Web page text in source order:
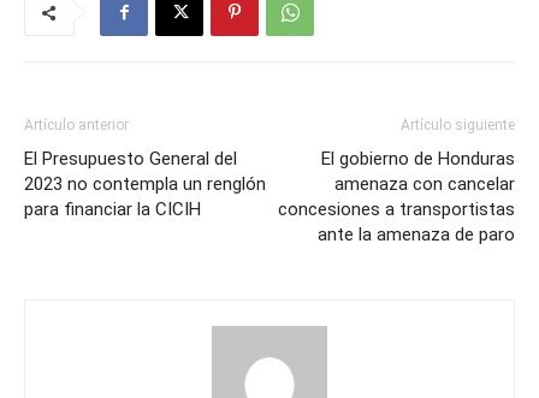
Artículo anterior
El Presupuesto General del
2023 no contempla un renglón
para financiar la CICIH
Artículo siguiente
El gobierno de Honduras
amenaza con cancelar
concesiones a transportistas
ante la amenaza de paro